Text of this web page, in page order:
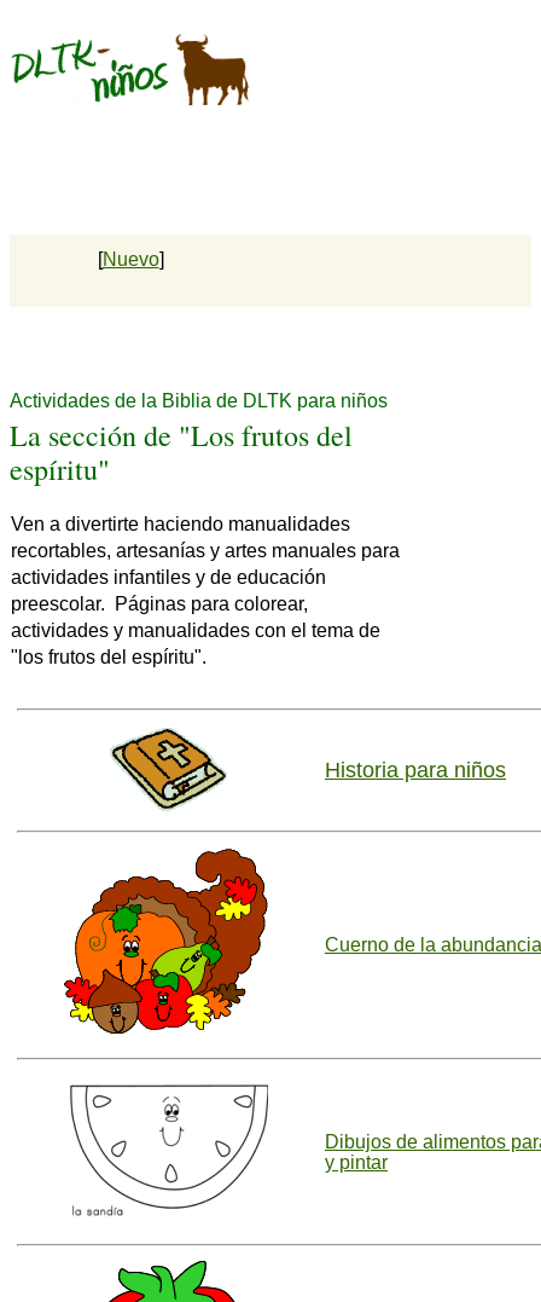
[Nuevo]
Actividades de la Biblia de DLTK para niños
La sección de "Los frutos del
espíritu"
Ven a divertirte haciendo manualidades
recortables, artesanías y artes manuales para
actividades infantiles y de educación
preescolar. Páginas para colorear,
actividades y manualidades con el tema de
"los frutos del espíritu".
Historia para niños
Cuerno de la abundancia
Dibujos de alimentos
y pintar